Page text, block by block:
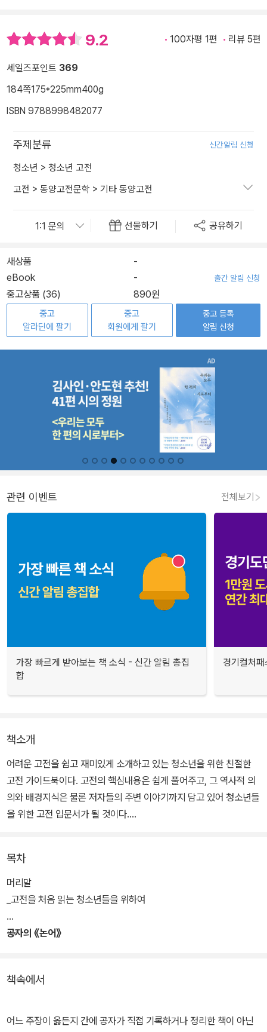
9.2 100자평 1편 리뷰 5편
세일즈포인트 369
184쪽175*225mm400g
ISBN 9788998482077
주제분류 신간알림 신청
청소년 > 청소년 고전
고전 > 동양고전문학 > 기타 동양고전
선물하기 공유하기
새상품
-
eBook
- 출간 알림 신청
중고상품 (36) 890원
중고
알라딘에 팔기
중고
회원에게 팔기
중고 등록
알림 신청
관련 이벤트 전체보기
가장 빠르게 받아보는 책 소식 - 신간 알림 총집
합
경기컬처
책소개
어려운 고전을 쉽고 재미있게 소개하고 있는 청소년을 위한 친절한
고전 가이드북이다. 고전의 핵심내용은 쉽게 풀어주고, 그 역사적 의
의와 배경지식은 물론 저자들의 주변 이야기까지 담고 있어 청소년들
을 위한 고전 입문서가 될 것이다.
책의 ‘주요 내용’, 책의 ‘가치와 의의’, 각각의 고전이 출제된 ‘수능기출
문제’로 되어 있다. ‘저자 소개’에서는 철학자가 살았던 시대적 배경,
그의 성장환경과 교육수준, 성격, 기질, 인간관계, 가치관 등을 파악할
야기를 실었다.
후 배경에 대해 설명한다. ‘주요 내용’에서는 책의 전체 구성을 소개하
우리가 이 고전들을 꼭 읽어야 할 이유에 대해서 이야기하고 있다.
목차
머리말
_고전을 처음 읽는 청소년들을 위하여
공자의 《논어》
책속에서
어느 주장이 옳든지 간에 공자가 직접 기록하거나 정리한 책이 아닌